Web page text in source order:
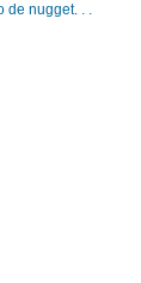
de nugget. . .